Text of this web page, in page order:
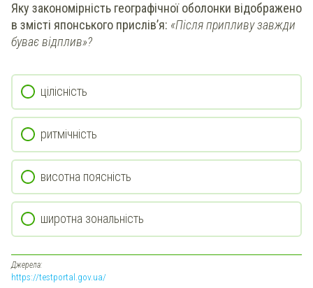
Яку закономірність географічної оболонки відображено
в змісті японського прислів’я: «Після припливу завжди
буває відплив»?
цілісність
ритмічність
висотна поясність
широтна зональність
Джерела:
https://testportal.gov.ua/